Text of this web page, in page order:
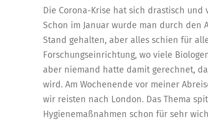
Die Corona-Krise hat sich drastisch
Schon im Januar wurde man durch den
Stand gehalten, aber alles schien für
Forschungseinrichtung, wo viele
aber niemand hatte damit gerechnet,
wird. Am Wochenende vor meiner
wir reisten nach London. Das Thema
Hygienemaßnahmen schon für sehr